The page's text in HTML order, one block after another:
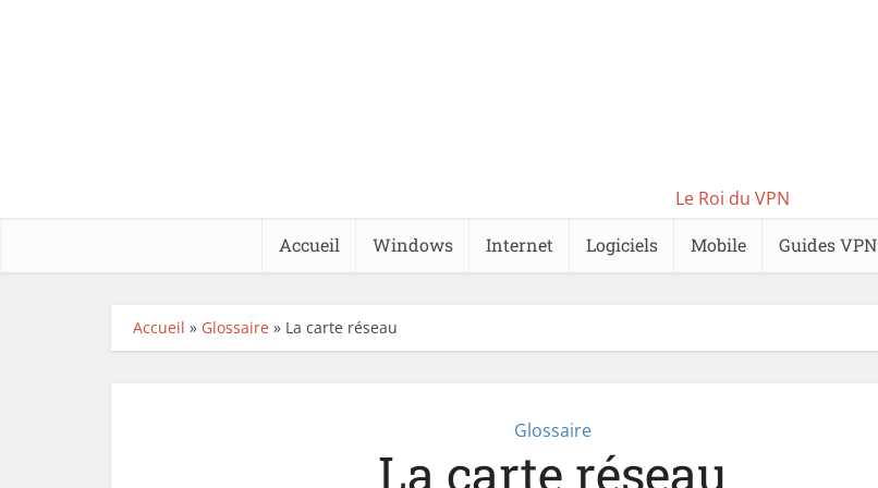
Le Roi du VPN
Accueil Windows Internet Logiciels Mobile Guides VPN
Accueil » Glossaire » La carte réseau
Glossaire
La carte réseau